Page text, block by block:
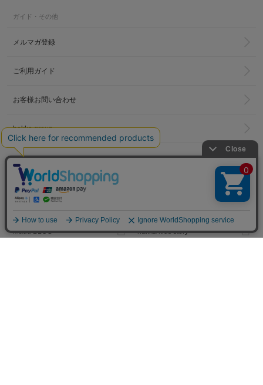
ガイド・その他
メルマガ登録
ご利用ガイド
お客様お問い合わせ
hakka group
LINKS
トータルディレクター
葉山啓子のブログ
Madu BLOG hakka kids story